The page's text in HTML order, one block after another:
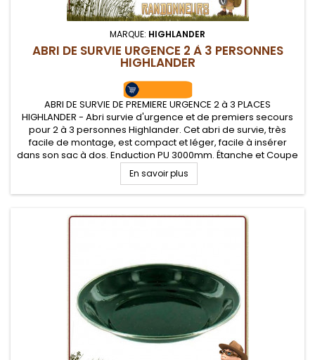
MARQUE: HIGHLANDER
ABRI DE SURVIE URGENCE 2 À 3 PERSONNES
HIGHLANDER
ABRI DE SURVIE DE PREMIERE URGENCE 2 à 3 PLACES
HIGHLANDER - Abri survie d'urgence et de premiers secours
pour 2 à 3 personnes Highlander. Cet abri de survie, très
facile de montage, est compact et léger, facile à insérer
dans son sac à dos. Enduction PU 3000mm. Étanche et Coupe
vent AB-TEX. Fenêtre de visibilité et cheminé d'aération.
En savoir plus